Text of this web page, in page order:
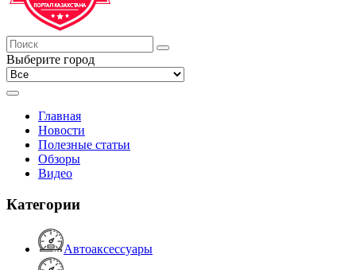
Выберите город
Главная
Новости
Полезные статьи
Обзоры
Видео
Категории
Автоаксессуары